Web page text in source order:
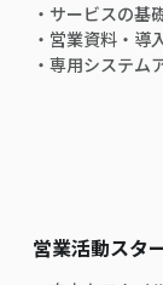
・サービスの基
・営業資料・導
・専用システム
営業活動スタ